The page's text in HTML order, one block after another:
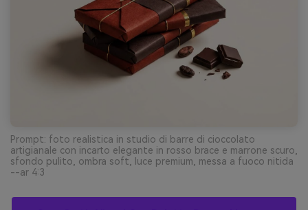
Prompt: foto realistica in studio di barre di cioccolato
artigianale con incarto elegante in rosso brace e marrone scuro,
sfondo pulito, ombra soft, luce premium, messa a fuoco nitida
--ar 4:3